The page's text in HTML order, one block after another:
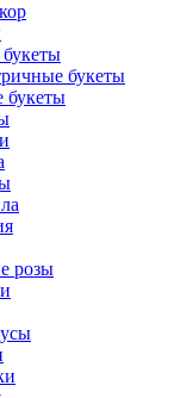
букеты
букеты
розы